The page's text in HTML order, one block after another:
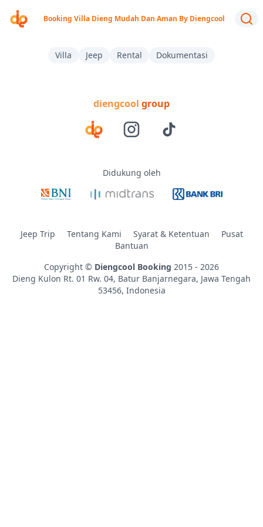
Booking Villa Dieng Mudah Dan Aman By Diengcool
Villa Jeep Rental Dokumentasi
diengcool group
Didukung oleh
Jeep Trip Tentang Kami Syarat & Ketentuan
Pusat
Bantuan
Copyright © Diengcool Booking 2015 - 2026
Dieng Kulon Rt. 01 Rw. 04, Batur Banjarnegara, Jawa Tengah
53456, Indonesia